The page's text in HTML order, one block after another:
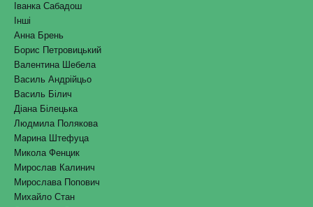
Іванка Сабадош
Інші
Анна Брень
Борис Петровицький
Валентина Шебела
Василь Андрійцьо
Василь Білич
Діана Білецька
Людмила Полякова
Марина Штефуца
Микола Фенцик
Мирослав Калинич
Мирослава Попович
Михайло Стан